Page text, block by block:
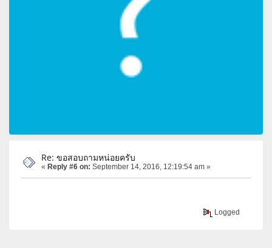
Re: ขอสอบถามหน่อยครับ
« Reply #6 on: September 14, 2016, 12:19:54 am »
Logged